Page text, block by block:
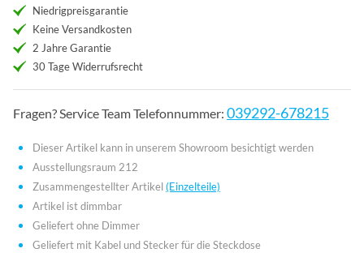
Niedrigpreisgarantie
Keine Versandkosten
2 Jahre Garantie
30 Tage Widerrufsrecht
Fragen? Service Team Telefonnummer: 039292-678215
Dieser Artikel kann in unserem Showroom besichtigt werden
Ausstellungsraum 212
Zusammengestellter Artikel(Einzelteile)
Artikel ist dimmbar
Geliefert ohne Dimmer
Geliefert mit Kabel und Stecker für die Steckdose